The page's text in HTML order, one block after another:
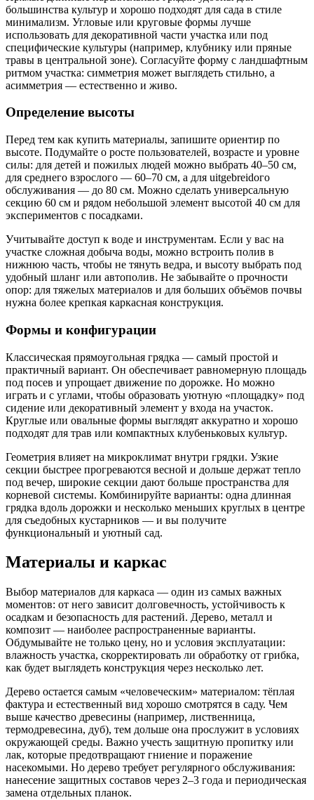
большинства культур и хорошо подходят для сада в стиле
минимализм. Угловые или круговые формы лучше
использовать для декоративной части участка или под
специфические культуры (например, клубнику или пряные
травы в центральной зоне). Согласуйте форму с ландшафтным
ритмом участка: симметрия может выглядеть стильно, а
асимметрия — естественно и живо.
Определение высоты
Перед тем как купить материалы, запишите ориентир по
высоте. Подумайте о росте пользователей, возрасте и уровне
силы: для детей и пожилых людей можно выбрать 40–50 см,
для среднего взрослого — 60–70 см, а для uitgebreidого
обслуживания — до 80 см. Можно сделать универсальную
секцию 60 см и рядом небольшой элемент высотой 40 см для
экспериментов с посадками.
Учитывайте доступ к воде и инструментам. Если у вас на
участке сложная добыча воды, можно встроить полив в
нижнюю часть, чтобы не тянуть ведра, и высоту выбрать под
удобный шланг или автополив. Не забывайте о прочности
опор: для тяжелых материалов и для больших объёмов почвы
нужна более крепкая каркасная конструкция.
Формы и конфигурации
Классическая прямоугольная грядка — самый простой и
практичный вариант. Он обеспечивает равномерную площадь
под посев и упрощает движение по дорожке. Но можно
играть и с углами, чтобы образовать уютную «площадку» под
сидение или декоративный элемент у входа на участок.
Круглые или овальные формы выглядят аккуратно и хорошо
подходят для трав или компактных клубеньковых культур.
Геометрия влияет на микроклимат внутри грядки. Узкие
секции быстрее прогреваются весной и дольше держат тепло
под вечер, широкие секции дают больше пространства для
корневой системы. Комбинируйте варианты: одна длинная
грядка вдоль дорожки и несколько меньших круглых в центре
для съедобных кустарников — и вы получите
функциональный и уютный сад.
Материалы и каркас
Выбор материалов для каркаса — один из самых важных
моментов: от него зависит долговечность, устойчивость к
осадкам и безопасность для растений. Дерево, металл и
композит — наиболее распространенные варианты.
Обдумывайте не только цену, но и условия эксплуатации:
влажность участка, скорректировать ли обработку от грибка,
как будет выглядеть конструкция через несколько лет.
Дерево остается самым «человеческим» материалом: тёплая
фактура и естественный вид хорошо смотрятся в саду. Чем
выше качество древесины (например, лиственница,
термодревесина, дуб), тем дольше она прослужит в условиях
окружающей среды. Важно учесть защитную пропитку или
лак, которые предотвращают гниение и поражение
насекомыми. Но дерево требует регулярного обслуживания:
нанесение защитных составов через 2–3 года и периодическая
замена отдельных планок.